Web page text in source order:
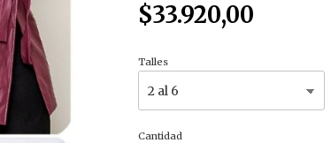
$33.920,00
Talles
Cantidad